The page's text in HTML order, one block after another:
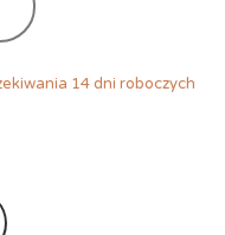
14 dni roboczych